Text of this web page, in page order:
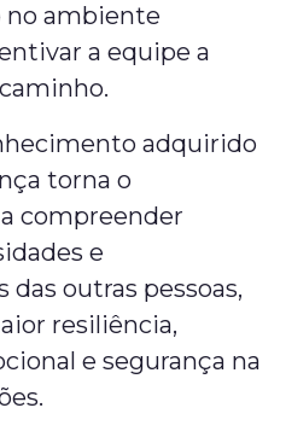
ambiente
a equipe a
adquirido
torna o
compreender
e
outras pessoas,
resiliência,
e segurança na